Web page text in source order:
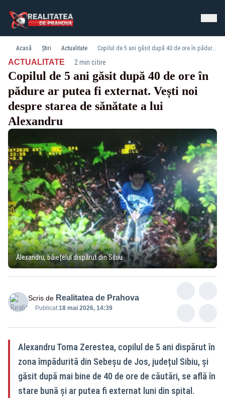
Acasă Știri Actualitate Copilul de 5 ani găsit după 40 de ore în pădure ar putea fi externat. Vești noi despre starea de sănătate a lui Alexandru
ACTUALITATE· 2 min citire
Copilul de 5 ani găsit după 40 de ore în
pădure ar putea fi externat. Vești noi
despre starea de sănătate a lui
Alexandru
Alexandru, băiețelul dispărut din Sibiu
Scris de Realitatea de Prahova
Publicat:18 mai 2026, 14:39
Alexandru Toma Zerestea, copilul de 5 ani dispărut în
zona împădurită din Sebeșu de Jos, județul Sibiu, și
găsit după mai bine de 40 de ore de căutări, se află în
stare bună și ar putea fi externat luni din spital.